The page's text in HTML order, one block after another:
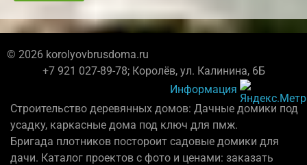
© 2026 korolyovbrusdoma.ru
+7 921 027-89-78; Королёв, ул. Калинина, 6Б
Информация
Строительство деревянных домов: Дачные домики под
усадку, каркасные дома под ключ для пмж.
Бригада плотников постороит садовые домики для
дачи. Каталог проектов с фото и ценами: заказать